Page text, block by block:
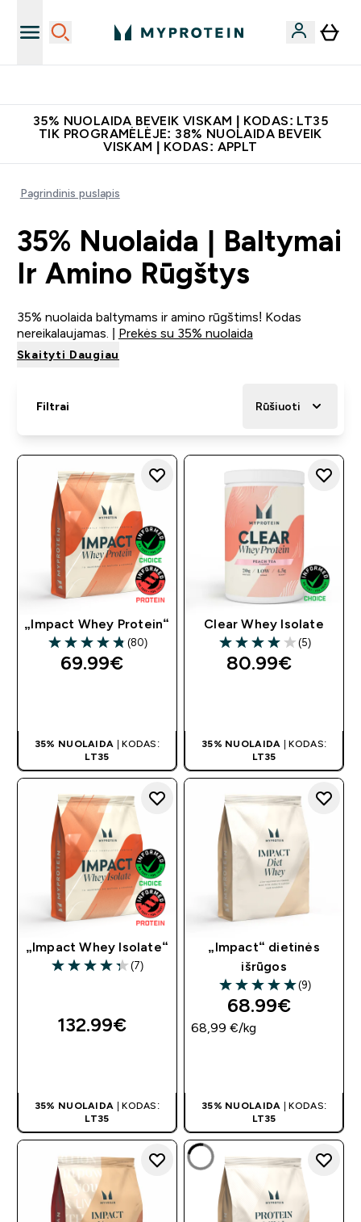
35% NUOLAIDA BEVEIK VISKAM | KODAS: LT35
TIK PROGRAMĖLĖJE: 38% NUOLAIDA BEVEIK
VISKAM | KODAS: APPLT
Pagrindinis puslapis
35% Nuolaida | Baltymai
Ir Amino Rūgštys
35% nuolaida baltymams ir amino rūgštims! Kodas
nereikalaujamas. | Prekės su 35% nuolaida
Skaityti Daugiau
Filtrai Rūšiuoti
„Impact Whey Protein“
4.79 out of 5 stars
(80)
69.99€‎
35% NUOLAIDA | KODAS:
LT35
Clear Whey Isolate
4 out of 5 stars
(5)
80.99€‎
35% NUOLAIDA | KODAS:
LT35
„Impact Whey Isolate“
4.29 out of 5 stars
(7)
132.99€‎
35% NUOLAIDA | KODAS:
LT35
„Impact“ dietinės
išrūgos
5 out of 5 stars
(9)
68.99€‎
68,99 €‎/kg
35% NUOLAIDA | KODAS:
LT35